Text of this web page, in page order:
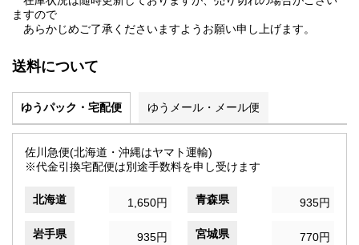
ますので
あらかじめご了承くださいますようお願い申し上げます。
送料について
ゆうパック・宅配便 ゆうメール・メール便
佐川急便(北海道・沖縄はヤマト運輸)
※代金引換宅配便は別途手数料を申し受けます
北海道 1,650円 青森県 935円
岩手県 935円 宮城県 770円